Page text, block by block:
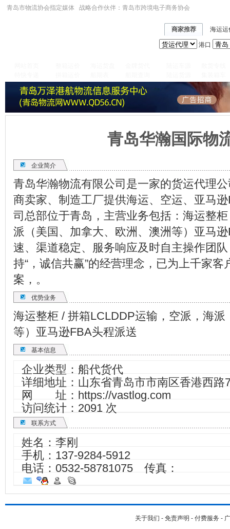
青岛市物流协会指定媒体 战略合作伙伴： 青岛市跨境电子商务协会
商家推荐 海运运
港口
青岛华瀚国际物
企业简介
青岛华瀚物流有限公司是一家的货运代理
商卖家、制造工厂提供海运、空运、亚马
司总部位于青岛，主营业务包括：海运整
派（美国、加拿大、欧洲、澳洲等）亚马
速、渠道稳定、服务响应及时自主操作团
持“，诚信共赢”的经营理念，已为上千家
案，。
优势业务
海运整柜 / 拼箱LCLDDP运输，空派，海
等）亚马逊FBA头程派送
基本信息
企业类型：船代货代
详细地址：山东省青岛市市南区香港西路
网 址： https://vastlog.com
访问统计：2091 次
联系方式
姓名：李刚
手机： 137-9284-5912
电话：0532-58781075 传真：
关于我们 - 免责声明 - 付费服务 -